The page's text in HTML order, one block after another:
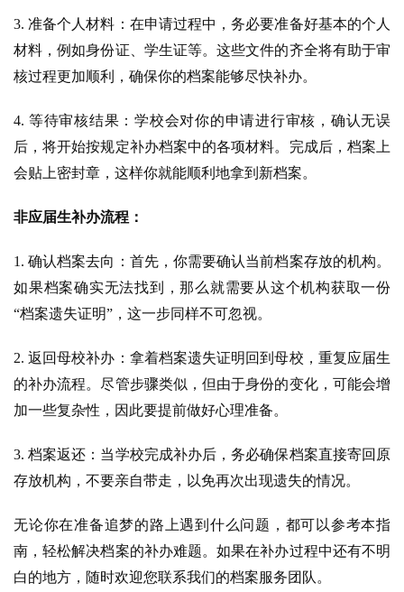
3. 准备个人材料：在申请过程中，务必要准备好基本的个人
材料，例如身份证、学生证等。这些文件的齐全将有助于审
核过程更加顺利，确保你的档案能够尽快补办。
4. 等待审核结果：学校会对你的申请进行审核，确认无误
后，将开始按规定补办档案中的各项材料。完成后，档案上
会贴上密封章，这样你就能顺利地拿到新档案。
非应届生补办流程：
1. 确认档案去向：首先，你需要确认当前档案存放的机构。
如果档案确实无法找到，那么就需要从这个机构获取一份
“档案遗失证明”，这一步同样不可忽视。
2. 返回母校补办：拿着档案遗失证明回到母校，重复应届生
的补办流程。尽管步骤类似，但由于身份的变化，可能会增
加一些复杂性，因此要提前做好心理准备。
3. 档案返还：当学校完成补办后，务必确保档案直接寄回原
存放机构，不要亲自带走，以免再次出现遗失的情况。
无论你在准备追梦的路上遇到什么问题，都可以参考本指
南，轻松解决档案的补办难题。如果在补办过程中还有不明
白的地方，随时欢迎您联系我们的档案服务团队。